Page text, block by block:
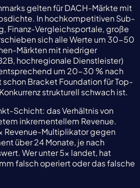
gelten für DACH-Märkte mit
In hochkompetitiven Sub-
Finanz-Vergleichsportale, große
sich alle Werte um 30-50
Märkten mit niedriger
hochregionale Dienstleister)
um 20-30 % nach
Bracket Foundation für Top-
strukturell schwach ist.
Schicht: das Verhältnis von
inkrementellem Revenue.
Revenue-Multiplikator gegen
über 24 Monate, je nach
Wer unter 5x landet, hat
falsch operiert oder das falsche